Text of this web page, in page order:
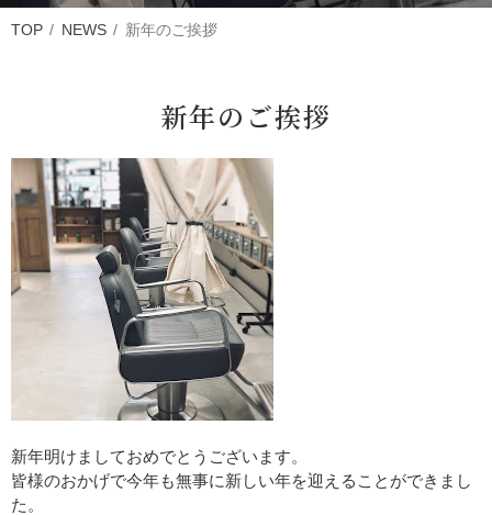
TOP NEWS 新年のご挨拶
新年のご挨拶
新年明けましておめでとうございます。
皆様のおかげで今年も無事に新しい年を迎えることができまし
た。